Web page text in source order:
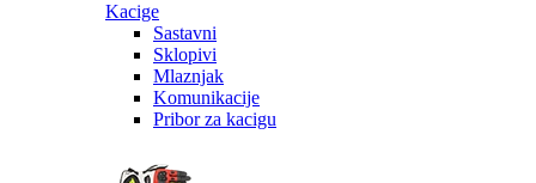
Kacige
Sastavni
Sklopivi
Mlaznjak
Komunikacije
Pribor za kacigu